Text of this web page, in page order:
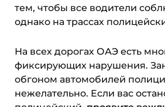
тем, чтобы все водители
однако на трассах
На всех дорогах ОАЭ есть
фиксирующих нарушения.
обгоном автомобилей
нежелательно. Если вас